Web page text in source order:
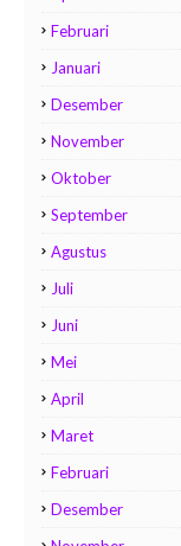
Februari
Januari
Desember
November
Oktober
September
Agustus
Juli
Juni
Mei
April
Maret
Februari
Desember